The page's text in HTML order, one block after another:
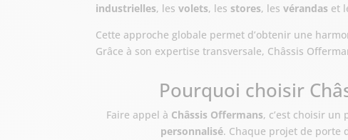
industrielles, lesvolets, les stores, lesvérandas et
Cette approche globale permet d’obtenir une
Grâce à son expertise transversale, Châssis
Pourquoi choisir
Faire appel à Châssis Offermans, c’est choisir
personnalisé. Chaque projet de porte